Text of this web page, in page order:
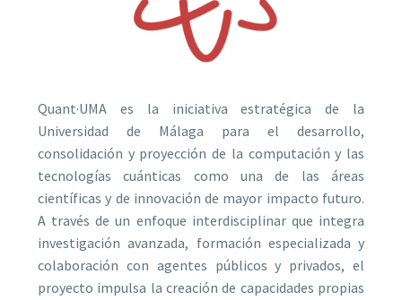
Quant·UMA es la iniciativa estratégica de la
Universidad de Málaga para el desarrollo,
consolidación y proyección de la computación y las
tecnologías cuánticas como una de las áreas
científicas y de innovación de mayor impacto futuro.
A través de un enfoque interdisciplinar que integra
investigación avanzada, formación especializada y
colaboración con agentes públicos y privados, el
proyecto impulsa la creación de capacidades propias